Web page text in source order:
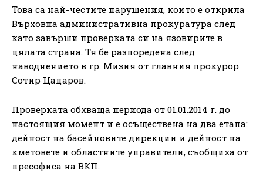
Това са най-честите нарушения, които е открила
Върховна административна прокуратура след
като завърши проверката си на язовирите в
цялата страна. Тя бе разпоредена след
наводнението в гр. Мизия от главния прокурор
Сотир Цацаров.
Проверката обхваща периода от 01.01.2014 г. до
настоящия момент и е осъществена на два етапа:
дейност на басейновите дирекции и дейност на
кметовете и областните управители, съобщиха от
пресофиса на ВКП.